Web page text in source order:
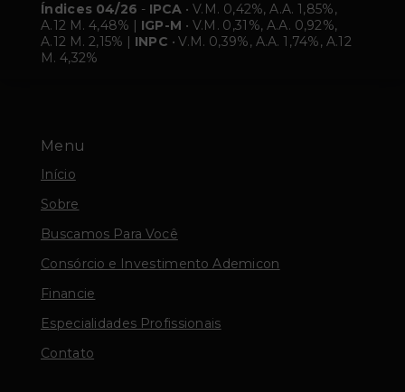
Menu
Início
Sobre
Buscamos Para Você
Consórcio e Investimento Ademicon
Financie
Especialidades Profissionais
Contato
Índices 04/26 - IPCA • V.M. 0,42%, A.A. 1,85%,
A.12 M. 4,48% | IGP-M • V.M. 0,31%, A.A. 0,92%,
A.12 M. 2,15% | INPC • V.M. 0,39%, A.A. 1,74%, A.12
M. 4,32%